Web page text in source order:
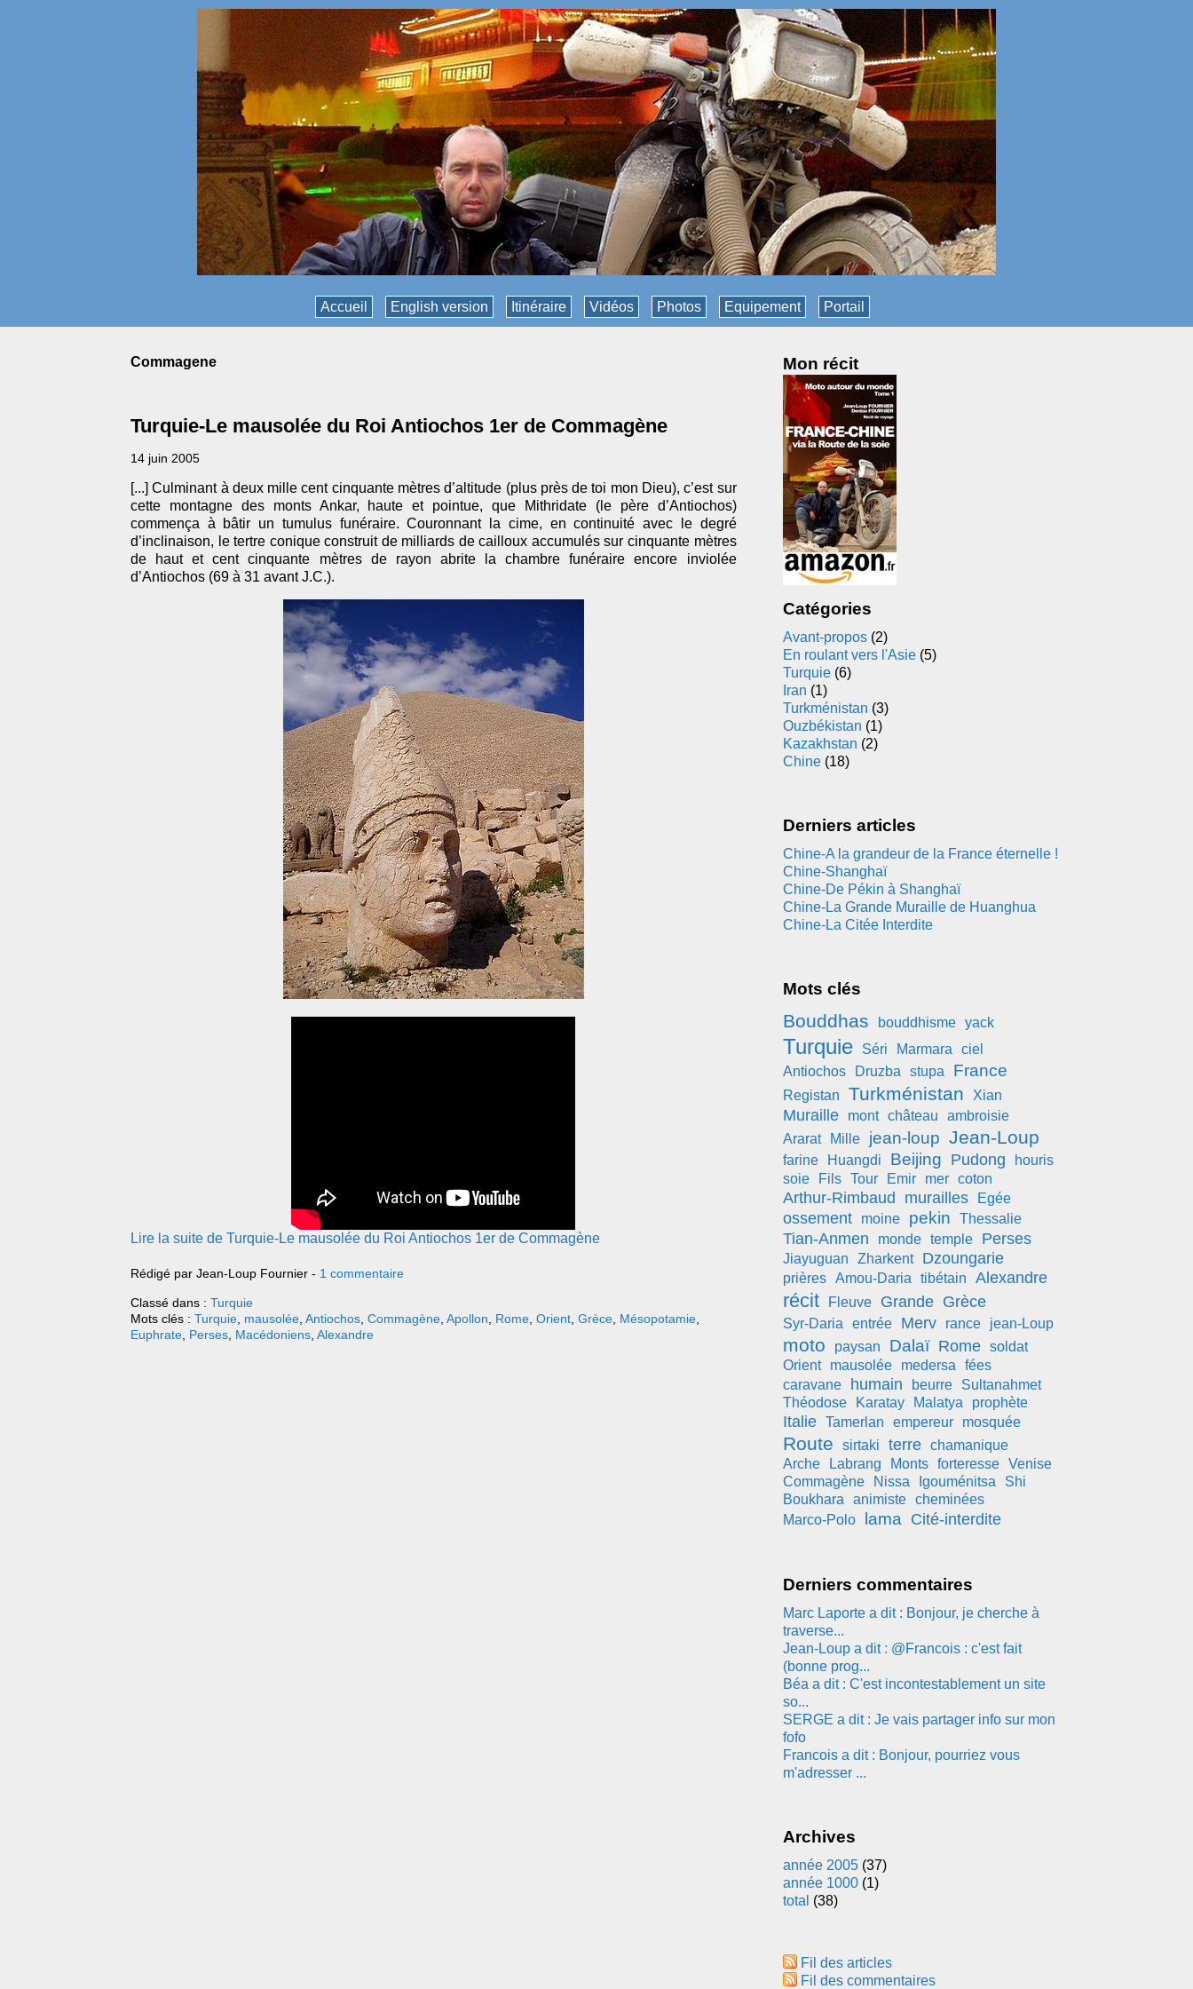
Accueil English version Itinéraire Vidéos Photos Equipement Portail
commagene
Turquie-Le mausolée du Roi Antiochos 1er de Commagène
14 juin 2005
[...] Culminant à deux mille cent cinquante mètres d’altitude (plus près de toi mon Dieu), c’est sur
cette montagne des monts Ankar, haute et pointue, que Mithridate (le père d’Antiochos)
commença à bâtir un tumulus funéraire. Couronnant la cime, en continuité avec le degré
d’inclinaison, le tertre conique construit de milliards de cailloux accumulés sur cinquante mètres
de haut et cent cinquante mètres de rayon abrite la chambre funéraire encore inviolée
d’Antiochos (69 à 31 avant J.C.).
Lire la suite de Turquie-Le mausolée du Roi Antiochos 1er de Commagène
Rédigé par Jean-Loup Fournier - 1 commentaire
Classé dans : Turquie
Mots clés : Turquie mausolée Antiochos Commagène Apollon Rome Orient Grèce Mésopotamie
Euphrate Perses Macédoniens Alexandre
Mon récit
Catégories
Avant-propos (2)
En roulant vers l'Asie (5)
Turquie (6)
Iran (1)
Turkménistan (3)
Ouzbékistan (1)
Kazakhstan (2)
Chine (18)
Derniers articles
Chine-A la grandeur de la France éternelle !
Chine-Shanghaï
Chine-De Pékin à Shanghaï
Chine-La Grande Muraille de Huanghua
Chine-La Citée Interdite
Mots clés
Bouddhas bouddhisme yack
Turquie Séri Marmara
ciel
Antiochos
Druzba stupa France
Registan Turkménistan Xian
Muraille mont château
ambroisie
Ararat
Mille jean-loup Jean-Loup
farine Huangdi Beijing Pudong
houris
soie
Fils Tour Emir mer coton
Arthur-Rimbaud murailles Egée
ossement moine pekin Thessalie
Tian-Anmen monde temple Perses
Jiayuguan Zharkent Dzoungarie
prières Amou-Daria tibétain Alexandre
récit Fleuve Grande Grèce
Syr-Daria entrée Merv rance jean-Loup
moto paysan Dalaï Rome soldat
Orient
mausolée medersa
fées
caravane
humain beurre
Sultanahmet
Théodose
Karatay Malatya prophète
Italie Tamerlan empereur mosquée
Route sirtaki terre chamanique
Arche
Labrang Monts forteresse Venise
Commagène
Nissa Igouménitsa
Shi
Boukhara
animiste cheminées
Marco-Polo
lama Cité-interdite
Derniers commentaires
Marc Laporte a dit : Bonjour, je cherche à
traverse...
Jean-Loup a dit : @Francois : c'est fait
(bonne prog...
Béa a dit : C'est incontestablement un site
so...
SERGE a dit : Je vais partager info sur mon
fofo
Francois a dit : Bonjour, pourriez vous
m'adresser ...
Archives
année 2005 (37)
année 1000 (1)
total (38)
Fil des articles
Fil des commentaires